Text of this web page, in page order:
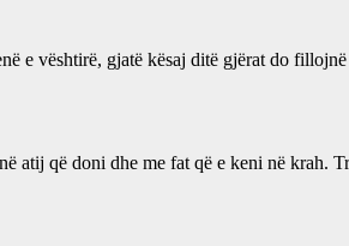
e vështirë, gjatë kësaj ditë gjërat do
që doni dhe me fat që e keni në krah.